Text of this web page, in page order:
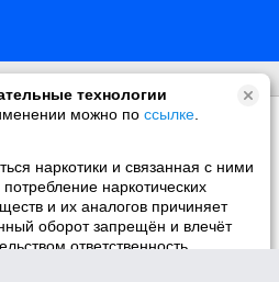
технологии
можно по ссылке
наркотики и связанная с ними
наркотических
и их аналогов причиняет
оборот запрещён и влечёт
ответственность